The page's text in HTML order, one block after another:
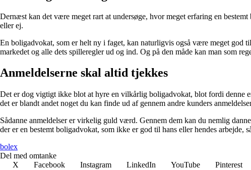
Dernæst kan det være meget rart at undersøge, hvor meget erfaring en
eller ej.
En boligadvokat, som er helt ny i faget, kan naturligvis også være meget god
markedet og alle dets spilleregler ud og ind. Og på den måde kan man som
Anmeldelserne skal altid tjekkes
Det er dog vigtigt ikke blot at hyre en vilkårlig boligadvokat, blot fordi denne
det er blandt andet noget du kan finde ud af gennem andre kunders
Sådanne anmeldelser er virkelig guld værd. Gennem dem kan du nemlig
der er en bestemt boligadvokat, som ikke er god til hans eller hendes arbejde,
bolex
Del med omtanke
X
Facebook Instagram LinkedIn YouTube Pinterest